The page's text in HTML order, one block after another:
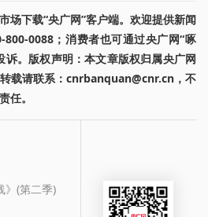
场下载“央广网”客户端。欢迎提供新闻
0088；消费者也可通过央广网“啄
诉。版权声明：本文章版权归属央广网
载请联系：cnrbanquan@cnr.cn，不
任。
》(第二季)